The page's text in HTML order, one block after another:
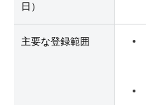
日）
主要な登録範囲